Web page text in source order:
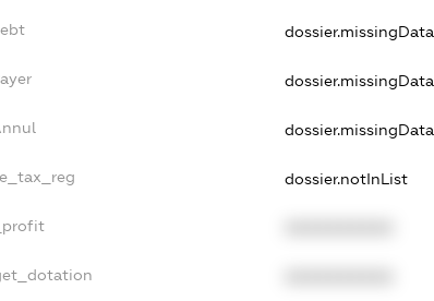
dossier.missingData
dossier.missingData
dossier.missingData
dossier.notInList